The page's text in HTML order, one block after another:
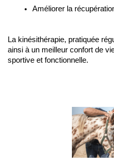
Améliorer la
La kinésithérapie, pratiquée
ainsi à un meilleur confort de
sportive et fonctionnelle.